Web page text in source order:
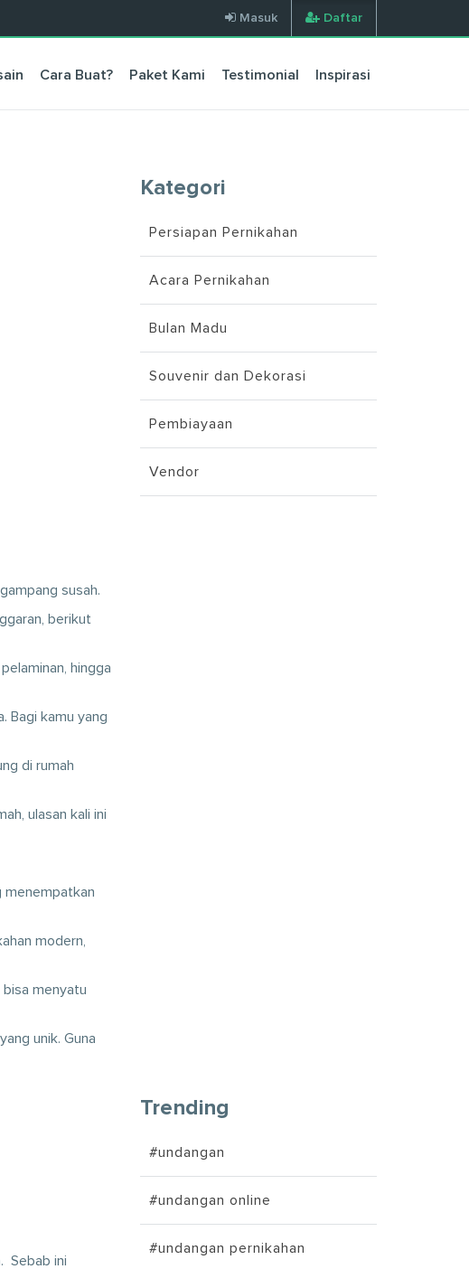
Masuk Daftar
Cara Buat? Paket Kami Testimonial Inspirasi
susah.
berikut
pelaminan, hingga
Bagi kamu yang
di rumah
ulasan kali ini
menempatkan
modern,
bisa menyatu
unik. Guna
Sebab ini
Kategori
Persiapan Pernikahan
Acara Pernikahan
Bulan Madu
Souvenir dan Dekorasi
Pembiayaan
Vendor
Trending
#undangan
#undangan online
#undangan pernikahan